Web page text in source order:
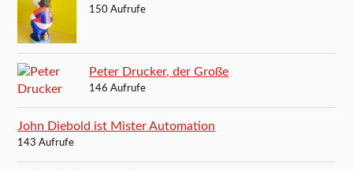
150 Aufrufe
Peter Drucker, der Große
146 Aufrufe
John Diebold ist Mister Automation
143 Aufrufe